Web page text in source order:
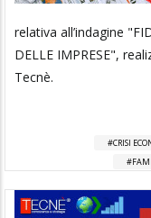
relativa all’indagine
DELLE IMPRESE",
Tecnè.
CRISI